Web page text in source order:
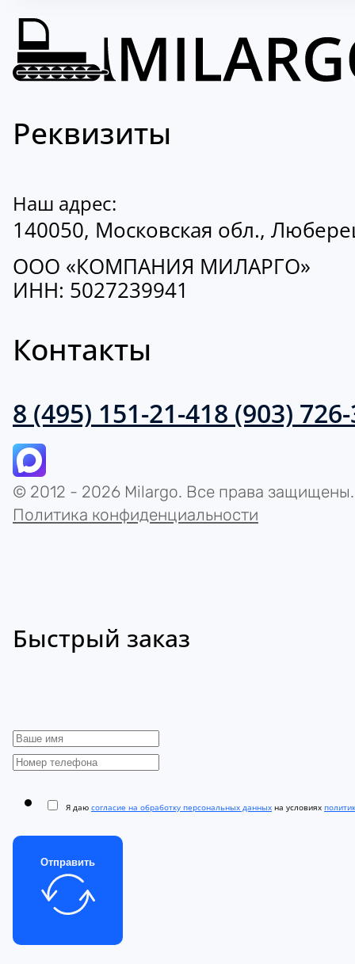
Реквизиты
Наш адрес:
140050, Московская обл.,
ООО «КОМПАНИЯ МИЛАРГО»
ИНН: 5027239941
Контакты
8 (495) 151-21-418 (903)
© 2012 - 2026 Milargo. Все права защищены.
Политика конфиденциальности
Быстрый заказ
Я даю согласие на обработку персональных данных на условиях
Отправить